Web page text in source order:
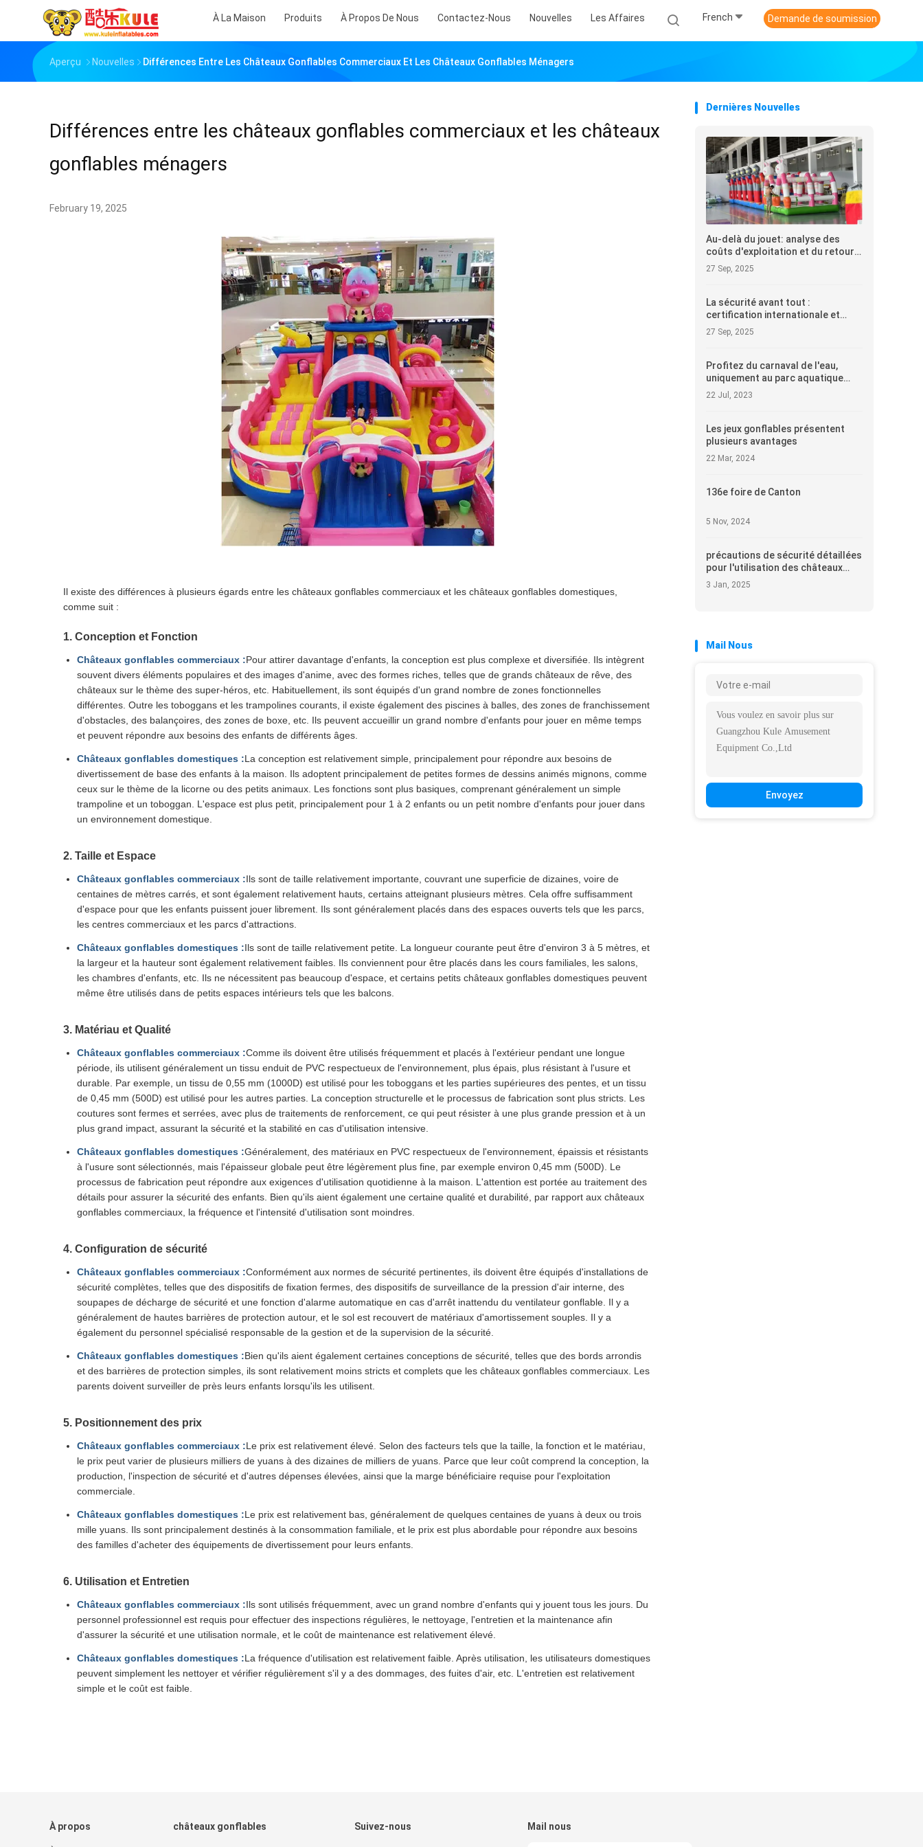
À La Maison Produits À Propos De Nous Contactez-Nous Nouvelles Les Affaires French Demande de soumission
Aperçu Nouvelles Différences Entre Les Châteaux Gonflables Commerciaux Et Les Châteaux Gonflables Ménagers
Différences entre les châteaux gonflables commerciaux et les châteaux
gonflables ménagers
February 19, 2025
Il existe des différences à plusieurs égards entre les châteaux gonflables commerciaux et les châteaux gonflables domestiques,
comme suit :
1. Conception et Fonction
Châteaux gonflables commerciaux :Pour attirer davantage d'enfants, la conception est plus complexe et diversifiée. Ils intègrent
souvent divers éléments populaires et des images d'anime, avec des formes riches, telles que de grands châteaux de rêve, des
châteaux sur le thème des super-héros, etc. Habituellement, ils sont équipés d'un grand nombre de zones fonctionnelles
différentes. Outre les toboggans et les trampolines courants, il existe également des piscines à balles, des zones de franchissement
d'obstacles, des balançoires, des zones de boxe, etc. Ils peuvent accueillir un grand nombre d'enfants pour jouer en même temps
et peuvent répondre aux besoins des enfants de différents âges.
Châteaux gonflables domestiques :La conception est relativement simple, principalement pour répondre aux besoins de
divertissement de base des enfants à la maison. Ils adoptent principalement de petites formes de dessins animés mignons, comme
ceux sur le thème de la licorne ou des petits animaux. Les fonctions sont plus basiques, comprenant généralement un simple
trampoline et un toboggan. L'espace est plus petit, principalement pour 1 à 2 enfants ou un petit nombre d'enfants pour jouer dans
un environnement domestique.
2. Taille et Espace
Châteaux gonflables commerciaux :Ils sont de taille relativement importante, couvrant une superficie de dizaines, voire de
centaines de mètres carrés, et sont également relativement hauts, certains atteignant plusieurs mètres. Cela offre suffisamment
d'espace pour que les enfants puissent jouer librement. Ils sont généralement placés dans des espaces ouverts tels que les parcs,
les centres commerciaux et les parcs d'attractions.
Châteaux gonflables domestiques :Ils sont de taille relativement petite. La longueur courante peut être d'environ 3 à 5 mètres, et
la largeur et la hauteur sont également relativement faibles. Ils conviennent pour être placés dans les cours familiales, les salons,
les chambres d'enfants, etc. Ils ne nécessitent pas beaucoup d'espace, et certains petits châteaux gonflables domestiques peuvent
même être utilisés dans de petits espaces intérieurs tels que les balcons.
3. Matériau et Qualité
Châteaux gonflables commerciaux :Comme ils doivent être utilisés fréquemment et placés à l'extérieur pendant une longue
période, ils utilisent généralement un tissu enduit de PVC respectueux de l'environnement, plus épais, plus résistant à l'usure et
durable. Par exemple, un tissu de 0,55 mm (1000D) est utilisé pour les toboggans et les parties supérieures des pentes, et un tissu
de 0,45 mm (500D) est utilisé pour les autres parties. La conception structurelle et le processus de fabrication sont plus stricts. Les
coutures sont fermes et serrées, avec plus de traitements de renforcement, ce qui peut résister à une plus grande pression et à un
plus grand impact, assurant la sécurité et la stabilité en cas d'utilisation intensive.
Châteaux gonflables domestiques :Généralement, des matériaux en PVC respectueux de l'environnement, épaissis et résistants
à l'usure sont sélectionnés, mais l'épaisseur globale peut être légèrement plus fine, par exemple environ 0,45 mm (500D). Le
processus de fabrication peut répondre aux exigences d'utilisation quotidienne à la maison. L'attention est portée au traitement des
détails pour assurer la sécurité des enfants. Bien qu'ils aient également une certaine qualité et durabilité, par rapport aux châteaux
gonflables commerciaux, la fréquence et l'intensité d'utilisation sont moindres.
4. Configuration de sécurité
Châteaux gonflables commerciaux :Conformément aux normes de sécurité pertinentes, ils doivent être équipés d'installations de
sécurité complètes, telles que des dispositifs de fixation fermes, des dispositifs de surveillance de la pression d'air interne, des
soupapes de décharge de sécurité et une fonction d'alarme automatique en cas d'arrêt inattendu du ventilateur gonflable. Il y a
généralement de hautes barrières de protection autour, et le sol est recouvert de matériaux d'amortissement souples. Il y a
également du personnel spécialisé responsable de la gestion et de la supervision de la sécurité.
Châteaux gonflables domestiques :Bien qu'ils aient également certaines conceptions de sécurité, telles que des bords arrondis
et des barrières de protection simples, ils sont relativement moins stricts et complets que les châteaux gonflables commerciaux. Les
parents doivent surveiller de près leurs enfants lorsqu'ils les utilisent.
5. Positionnement des prix
Châteaux gonflables commerciaux :Le prix est relativement élevé. Selon des facteurs tels que la taille, la fonction et le matériau,
le prix peut varier de plusieurs milliers de yuans à des dizaines de milliers de yuans. Parce que leur coût comprend la conception, la
production, l'inspection de sécurité et d'autres dépenses élevées, ainsi que la marge bénéficiaire requise pour l'exploitation
commerciale.
Châteaux gonflables domestiques :Le prix est relativement bas, généralement de quelques centaines de yuans à deux ou trois
mille yuans. Ils sont principalement destinés à la consommation familiale, et le prix est plus abordable pour répondre aux besoins
des familles d'acheter des équipements de divertissement pour leurs enfants.
6. Utilisation et Entretien
Châteaux gonflables commerciaux :Ils sont utilisés fréquemment, avec un grand nombre d'enfants qui y jouent tous les jours. Du
personnel professionnel est requis pour effectuer des inspections régulières, le nettoyage, l'entretien et la maintenance afin
d'assurer la sécurité et une utilisation normale, et le coût de maintenance est relativement élevé.
Châteaux gonflables domestiques :La fréquence d'utilisation est relativement faible. Après utilisation, les utilisateurs domestiques
peuvent simplement les nettoyer et vérifier régulièrement s'il y a des dommages, des fuites d'air, etc. L'entretien est relativement
simple et le coût est faible.
Dernières Nouvelles
Au-delà du jouet: analyse des
coûts d'exploitation et du retour
sur investissement (ROI) pour les
acheteurs de châteaux gonflables
27 Sep, 2025
La sécurité avant tout :
certification internationale et
conformité des matériaux dans
l'acquisition de châteaux
27 Sep, 2025
Profitez du carnaval de l'eau,
uniquement au parc aquatique
gonflable
22 Jul, 2023
Les jeux gonflables présentent
plusieurs avantages
22 Mar, 2024
136e foire de Canton
5 Nov, 2024
précautions de sécurité détaillées
pour l'utilisation des châteaux
gonflables pour enfants
3 Jan, 2025
Mail Nous
Envoyez
À propos châteaux gonflables Suivez-nous Mail nous